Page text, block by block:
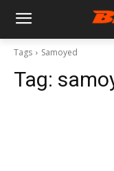
Tags Samoyed
Tag: